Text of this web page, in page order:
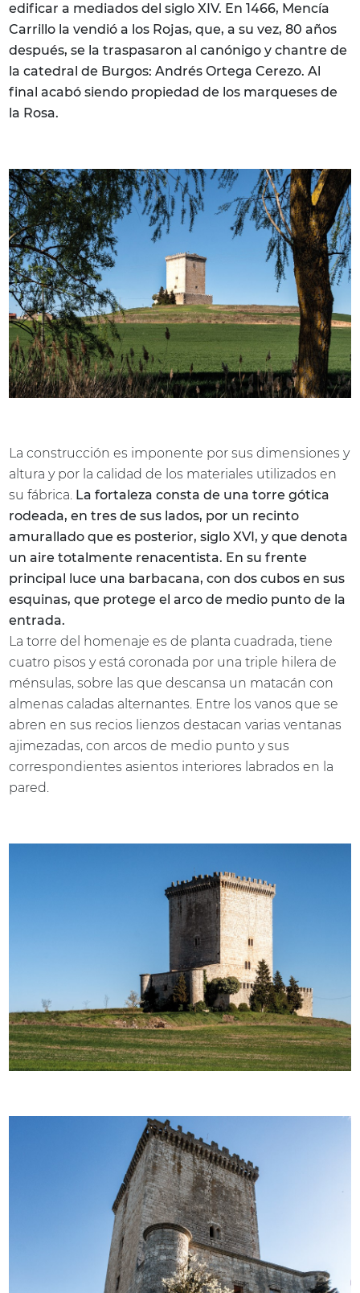
edificar a mediados del siglo XIV. En 1466, Mencía
Carrillo la vendió a los Rojas, que, a su vez, 80 años
después, se la traspasaron al canónigo y chantre de
la catedral de Burgos: Andrés Ortega Cerezo. Al
final acabó siendo propiedad de los marqueses de
la Rosa.
La construcción es imponente por sus dimensiones y
altura y por la calidad de los materiales utilizados en
su fábrica. La fortaleza consta de una torre gótica
rodeada, en tres de sus lados, por un recinto
amurallado que es posterior, siglo XVI, y que denota
un aire totalmente renacentista. En su frente
principal luce una barbacana, con dos cubos en sus
esquinas, que protege el arco de medio punto de la
entrada.
La torre del homenaje es de planta cuadrada, tiene
cuatro pisos y está coronada por una triple hilera de
ménsulas, sobre las que descansa un matacán con
almenas caladas alternantes. Entre los vanos que se
abren en sus recios lienzos destacan varias ventanas
ajimezadas, con arcos de medio punto y sus
correspondientes asientos interiores labrados en la
pared.